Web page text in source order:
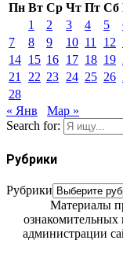
Пн Вт Ср Чт Пт Сб
1
2 3 4 5
7
8 9 10 11 12
14 15 16 17 18 19
21
22 23 24 25 26
28
« Янв
Мар »
Search for:
Рубрики
Рубрики
Материалы
ознакомительных
администрации